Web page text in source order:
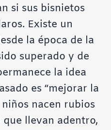
si sus bisnietos
Existe un
la época de la
superado y de
la idea
es “mejorar la
nacen rubios
llevan adentro,